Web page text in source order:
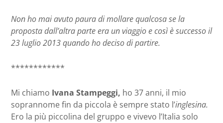
Non ho mai avuto paura di mollare qualcosa se la
proposta dall’altra parte era un viaggio e così è successo il
23 luglio 2013 quando ho deciso di partire.
************
Mi chiamo Ivana Stampeggi, ho 37 anni, il mio
soprannome fin da piccola è sempre stato l’inglesina.
Ero la più piccolina del gruppo e vivevo l’Italia solo